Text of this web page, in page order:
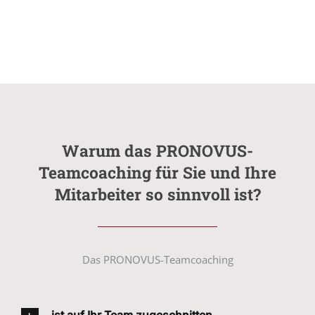
Warum das PRONOVUS-
Teamcoaching für Sie und Ihre
Mitarbeiter so sinnvoll ist?
Das PRONOVUS-Teamcoaching